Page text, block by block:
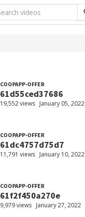
COOPAPP-OFFER
61d55ced37686
19,552 views January 05, 2022
COOPAPP-OFFER
61dc4757d75d7
11,791 views January 10, 2022
COOPAPP-OFFER
61f2f450a270e
9,979 views January 27, 2022